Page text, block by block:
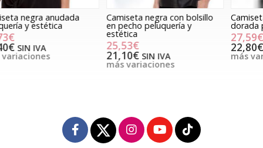
Camiseta negra con bolsillo
en pecho peluquería y
estética
25,53€
21,10€SIN IVA
Camiseta negra dibujo tijera
dorada peluquería y estética
27,59€
22,80€
más variaciones